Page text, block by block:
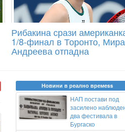
Рибакина срази
1/8-финал в Торонто, Мира
Андреева отпадна
Новини в реално времеss
НАП постави под
засилено
два фестивала в
Бургаско